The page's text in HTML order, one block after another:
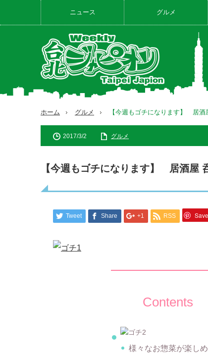
ニュース グルメ
ホーム グルメ 【今週もゴチになります】 居
2017/3/2 グルメ
【今週もゴチになります】 居酒
Tweet Share +1 RSS Save
Contents
様々なお惣菜が楽し